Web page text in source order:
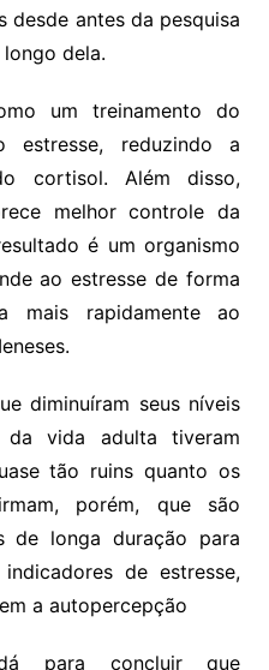
desde antes da pesquisa
dela.
um treinamento do
estresse, reduzindo a
cortisol. Além disso,
melhor controle da
é um organismo
ao estresse de forma
mais rapidamente ao
diminuíram seus níveis
vida adulta tiveram
tão ruins quanto os
porém, que são
de longa duração para
de estresse,
a autopercepção
para concluir que